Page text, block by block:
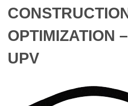
OPTIMIZATION
UPV